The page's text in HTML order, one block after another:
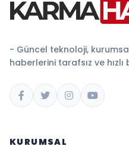
- Güncel teknoloji,
haberlerini tarafsız ve hızlı
KURUMSAL